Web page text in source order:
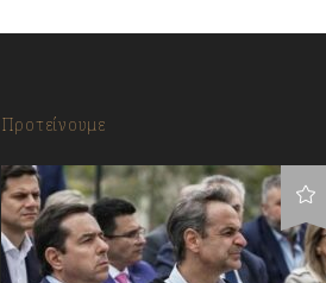
Προτείνουμε